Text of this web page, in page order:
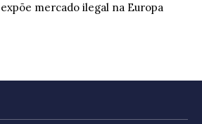
expõe mercado ilegal na Europa